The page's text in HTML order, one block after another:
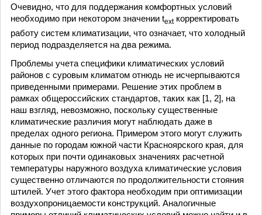
Очевидно, что для поддержания комфортных условий
необходимо при некотором значении textкорректировать
работу систем климатизации, что означает, что холодный
период подразделяется на два режима.
Проблемы учета специфики климатических условий
районов с суровым климатом отнюдь не исчерпываются
приведенными примерами. Решение этих проблем в
рамках общероссийских стандартов, таких как [1, 2], на
наш взгляд, невозможно, поскольку существенные
климатические различия могут наблюдать даже в
пределах одного региона. Примером этого могут служить
данные по городам южной части Красноярского края, для
которых при почти одинаковых значениях расчетной
температуры наружного воздуха климатические условия
существенно отличаются по продолжительности стояния
штилей. Учет этого фактора необходим при оптимизации
воздухопроницаемости конструкций. Аналогичные